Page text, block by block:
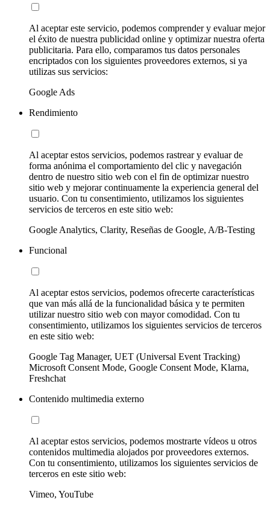
Al aceptar este servicio, podemos comprender y evaluar mejor
el éxito de nuestra publicidad online y optimizar nuestra oferta
publicitaria. Para ello, comparamos tus datos personales
encriptados con los siguientes proveedores externos, si ya
utilizas sus servicios:
Google Ads
Rendimiento
Al aceptar estos servicios, podemos rastrear y evaluar de
forma anónima el comportamiento del clic y navegación
dentro de nuestro sitio web con el fin de optimizar nuestro
sitio web y mejorar continuamente la experiencia general del
usuario. Con tu consentimiento, utilizamos los siguientes
servicios de terceros en este sitio web:
Google Analytics, Clarity, Reseñas de Google, A/B-Testing
Funcional
Al aceptar estos servicios, podemos ofrecerte características
que van más allá de la funcionalidad básica y te permiten
utilizar nuestro sitio web con mayor comodidad. Con tu
consentimiento, utilizamos los siguientes servicios de terceros
en este sitio web:
Google Tag Manager, UET (Universal Event Tracking)
Microsoft Consent Mode, Google Consent Mode, Klarna,
Freshchat
Contenido multimedia externo
Al aceptar estos servicios, podemos mostrarte vídeos u otros
contenidos multimedia alojados por proveedores externos.
Con tu consentimiento, utilizamos los siguientes servicios de
terceros en este sitio web:
Vimeo, YouTube